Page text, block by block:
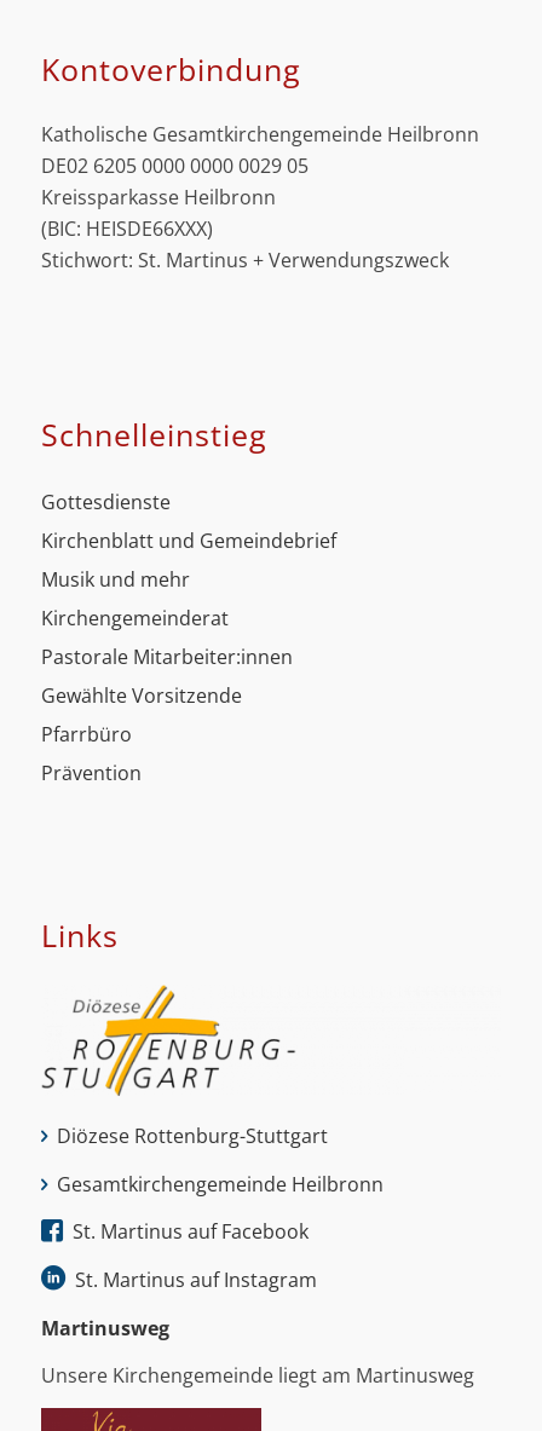
Kontoverbindung
Katholische Gesamtkirchengemeinde Heilbronn
DE02 6205 0000 0000 0029 05
Kreissparkasse Heilbronn
(BIC: HEISDE66XXX)
Stichwort: St. Martinus + Verwendungszweck
Schnell­einstieg
Gottesdienste
Kirchenblatt und Gemeindebrief
Musik und mehr
Kirchengemeinderat
Pastorale Mitarbeiter:innen
Gewählte Vorsitzende
Pfarrbüro
Prävention
Links
Diözese Rottenburg-Stuttgart
Gesamtkirchengemeinde Heilbronn
St. Martinus auf Facebook
St. Martinus auf Instagram
Martinus­weg
Unsere Kirchengemeinde liegt am Martinusweg